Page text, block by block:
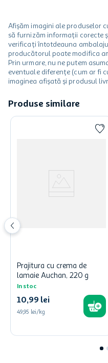
Afișăm imagini ale produselor
să furnizăm informații corecte
verificați întotdeauna
producătorul poate modifica
Prin urmare, nu ne putem
eventuale diferențe (cum ar fi
imaginea afișată și produsul
Produse similare
Prajitura cu crema de
lamaie Auchan, 220 g
In stoc
10,99 lei
49,95 lei/kg